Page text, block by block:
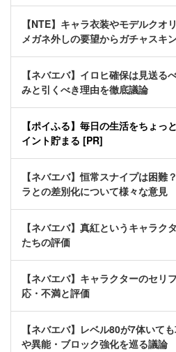
【NTE】キャラ衣装やモデルクオ
メガネ外しの要望からガチャスキ
【ネバエバ】イロヒ確保は見送る
みと引くべき理由を徹底議論
【ポイふる】毎日の生活をちょっ
イント貯まる [PR]
【ネバエバ】恒常スナイプは困難
ラとの差別化について様々な意見
【ネバエバ】真紅というキャラク
たちの評価
【ネバエバ】キャラクターのセリ
応・不満と評価
【ネバエバ】レベル80が7体いて
や異能・ブロック強化を巡る議論